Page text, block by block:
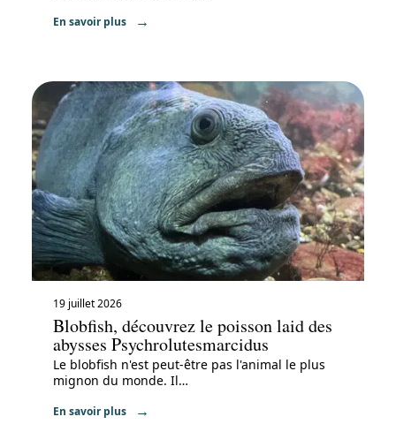
En savoir plus
19 juillet 2026
Blobfish, découvrez le poisson laid des
abysses Psychrolutesmarcidus
Le blobfish n'est peut-être pas l'animal le plus
mignon du monde. Il…
En savoir plus